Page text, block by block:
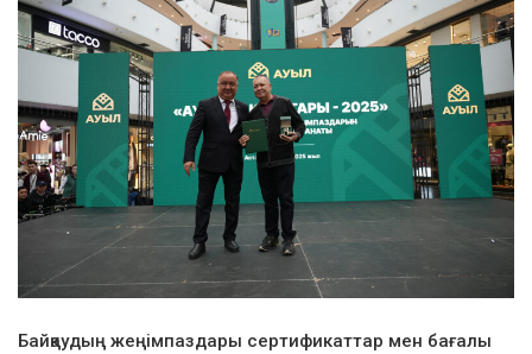
Байқаудың жеңімпаздары сертификаттар мен бағалы